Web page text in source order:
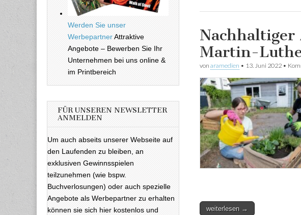
Martin-
von aramedien • 13. Juni 2022 •
weiterlesen →
Werden Sie unser
WerbepartnerAttraktive
Angebote – Bewerben Sie Ihr
Unternehmen bei uns online &
im Printbereich
FÜR UNSEREN NEWSLETTER
ANMELDEN
Um auch abseits unserer Webseite auf
den Laufenden zu bleiben, an
exklusiven Gewinnsspielen
teilzunehmen (wie bspw.
Buchverlosungen) oder auch spezielle
Angebote als Werbepartner zu erhalten
können sie sich hier kostenlos und